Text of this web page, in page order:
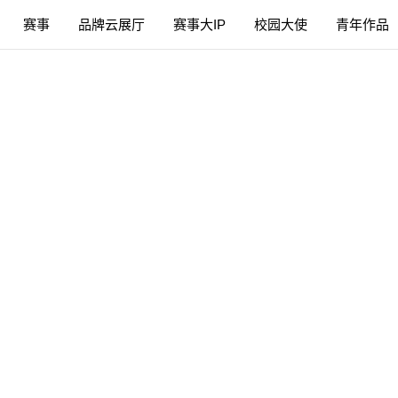
赛事 品牌云展厅 赛事大IP 校园大使 青年作品